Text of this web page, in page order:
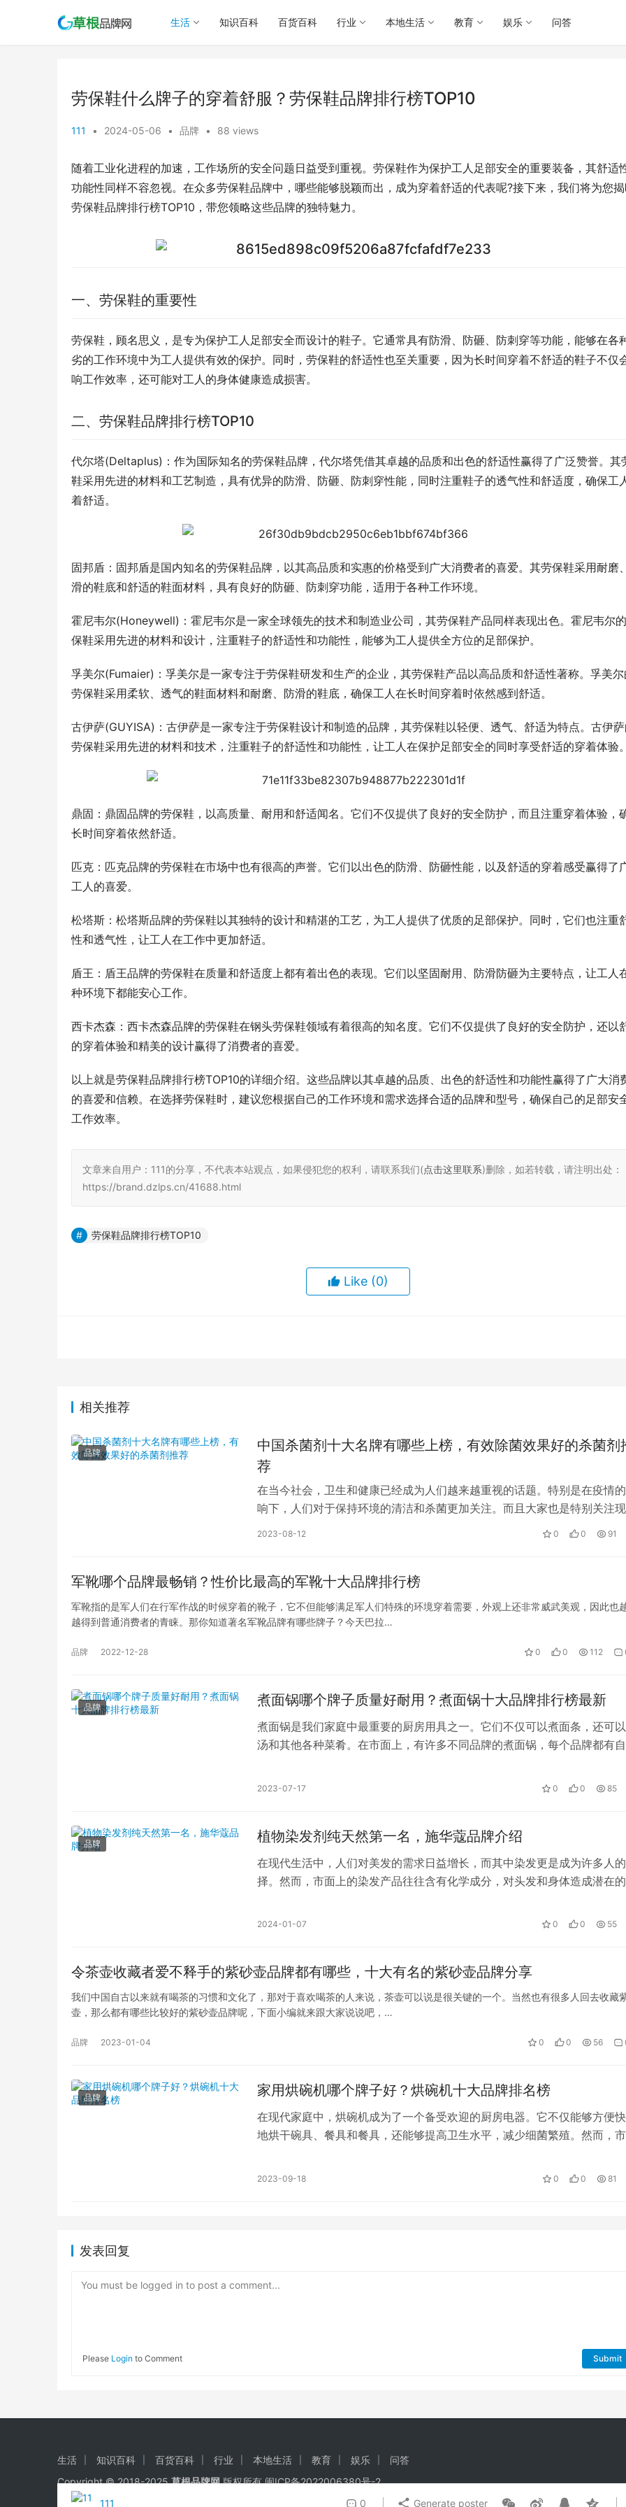
生活 知识百科 百货百科 行业 本地生活 教育 娱乐 问答
劳保鞋什么牌子的穿着舒服？劳保鞋品牌排行榜TOP10
111 • 2024-05-06 • 品牌 • 88 views
随着工业化进程的加速，工作场所的安全问题日益受到重视。劳保鞋作为保护工人足部安全的重要装备，其舒适
功能性同样不容忽视。在众多劳保鞋品牌中，哪些能够脱颖而出，成为穿着舒适的代表呢?接下来，我们将为您
劳保鞋品牌排行榜TOP10，带您领略这些品牌的独特魅力。
一、劳保鞋的重要性
劳保鞋，顾名思义，是专为保护工人足部安全而设计的鞋子。它通常具有防滑、防砸、防刺穿等功能，能够在各
劣的工作环境中为工人提供有效的保护。同时，劳保鞋的舒适性也至关重要，因为长时间穿着不舒适的鞋子不仅
响工作效率，还可能对工人的身体健康造成损害。
二、劳保鞋品牌排行榜TOP10
代尔塔(Deltaplus)：作为国际知名的劳保鞋品牌，代尔塔凭借其卓越的品质和出色的舒适性赢得了广泛赞誉。其
鞋采用先进的材料和工艺制造，具有优异的防滑、防砸、防刺穿性能，同时注重鞋子的透气性和舒适度，确保工
着舒适。
固邦盾：固邦盾是国内知名的劳保鞋品牌，以其高品质和实惠的价格受到广大消费者的喜爱。其劳保鞋采用耐磨
滑的鞋底和舒适的鞋面材料，具有良好的防砸、防刺穿功能，适用于各种工作环境。
霍尼韦尔(Honeywell)：霍尼韦尔是一家全球领先的技术和制造业公司，其劳保鞋产品同样表现出色。霍尼韦尔
保鞋采用先进的材料和设计，注重鞋子的舒适性和功能性，能够为工人提供全方位的足部保护。
孚美尔(Fumaier)：孚美尔是一家专注于劳保鞋研发和生产的企业，其劳保鞋产品以高品质和舒适性著称。孚美尔
劳保鞋采用柔软、透气的鞋面材料和耐磨、防滑的鞋底，确保工人在长时间穿着时依然感到舒适。
古伊萨(GUYISA)：古伊萨是一家专注于劳保鞋设计和制造的品牌，其劳保鞋以轻便、透气、舒适为特点。古伊
劳保鞋采用先进的材料和技术，注重鞋子的舒适性和功能性，让工人在保护足部安全的同时享受舒适的穿着体验。
鼎固：鼎固品牌的劳保鞋，以高质量、耐用和舒适闻名。它们不仅提供了良好的安全防护，而且注重穿着体验，
长时间穿着依然舒适。
匹克：匹克品牌的劳保鞋在市场中也有很高的声誉。它们以出色的防滑、防砸性能，以及舒适的穿着感受赢得了
工人的喜爱。
松塔斯：松塔斯品牌的劳保鞋以其独特的设计和精湛的工艺，为工人提供了优质的足部保护。同时，它们也注重
性和透气性，让工人在工作中更加舒适。
盾王：盾王品牌的劳保鞋在质量和舒适度上都有着出色的表现。它们以坚固耐用、防滑防砸为主要特点，让工人
种环境下都能安心工作。
西卡杰森：西卡杰森品牌的劳保鞋在钢头劳保鞋领域有着很高的知名度。它们不仅提供了良好的安全防护，还以
的穿着体验和精美的设计赢得了消费者的喜爱。
以上就是劳保鞋品牌排行榜TOP10的详细介绍。这些品牌以其卓越的品质、出色的舒适性和功能性赢得了广大消
的喜爱和信赖。在选择劳保鞋时，建议您根据自己的工作环境和需求选择合适的品牌和型号，确保自己的足部安
工作效率。
文章来自用户：111的分享，不代表本站观点，如果侵犯您的权利，请联系我们(点击这里联系)删除，如若转载，请注明出处：
https://brand.dzlps.cn/41688.html
劳保鞋品牌排行榜TOP10
Like (0)
111 0 Generate poster
相关推荐
品牌
中国杀菌剂十大名牌有哪些上榜，有效除菌效果好的杀菌剂
荐
在当今社会，卫生和健康已经成为人们越来越重视的话题。特别是在疫情
响下，人们对于保持环境的清洁和杀菌更加关注。而且大家也是特别关注现
2023-08-12 0 0 91
军靴哪个品牌最畅销？性价比最高的军靴十大品牌排行榜
军靴指的是军人们在行军作战的时候穿着的靴子，它不但能够满足军人们特殊的环境穿着需要，外观上还非常威武美观，因此也
越得到普通消费者的青睐。那你知道著名军靴品牌有哪些牌子？今天巴拉…
品牌 2022-12-28 0 0 112
品牌 煮面锅哪个牌子质量好耐用？煮面锅十大品牌排行榜最新
煮面锅是我们家庭中最重要的厨房用具之一。它们不仅可以煮面条，还可
汤和其他各种菜肴。在市面上，有许多不同品牌的煮面锅，每个品牌都有自
2023-07-17 0 0 85
品牌 植物染发剂纯天然第一名，施华蔻品牌介绍
在现代生活中，人们对美发的需求日益增长，而其中染发更是成为许多人
择。然而，市面上的染发产品往往含有化学成分，对头发和身体造成潜在的
2024-01-07 0 0 55
令茶壶收藏者爱不释手的紫砂壶品牌都有哪些，十大有名的紫砂壶品牌分享
我们中国自古以来就有喝茶的习惯和文化了，那对于喜欢喝茶的人来说，茶壶可以说是很关键的一个。当然也有很多人回去收藏
壶，那么都有哪些比较好的紫砂壶品牌呢，下面小编就来跟大家说说吧，…
品牌 2023-01-04 0 0 56
品牌 家用烘碗机哪个牌子好？烘碗机十大品牌排名榜
在现代家庭中，烘碗机成为了一个备受欢迎的厨房电器。它不仅能够方便
地烘干碗具、餐具和餐具，还能够提高卫生水平，减少细菌繁殖。然而，市
2023-09-18 0 0 81
发表回复
You must be logged in to post a comment...
Please Login to Comment Submit
生活 知识百科 百货百科 行业 本地生活 教育 娱乐
问答
Copyright © 2018-2025草根品牌网版权所有闽ICP备2022006380号-2